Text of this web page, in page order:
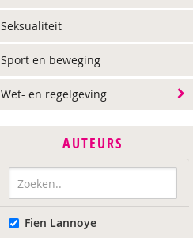
Seksualiteit
Sport en beweging
Wet- en regelgeving
AUTEURS
Fien Lannoye